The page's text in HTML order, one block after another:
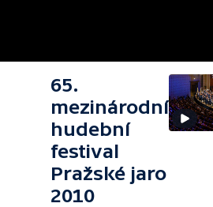
65.
mezinárodní
hudební
festival
Pražské jaro
2010